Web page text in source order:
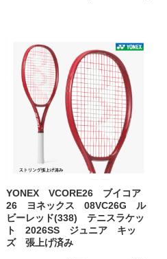
YONEX VCORE26 ブイコア
26 ヨネックス 08VC26G ル
ビーレッド(338) テニスラケッ
ト 2026SS ジュニア キッ
ズ 張上げ済み